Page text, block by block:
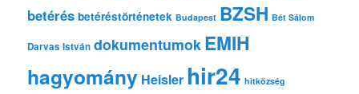
betérés betéréstörténetek Budapest BZSH Bét Sálom
Darvas István dokumentumok EMIH
hagyomány Heisler hir24 hitközség